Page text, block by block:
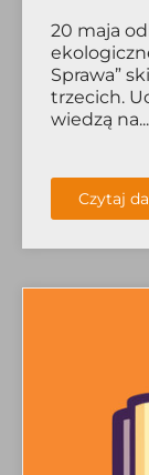
20 maja
Sprawa”
trzecich.
wiedzą na...
Czytaj